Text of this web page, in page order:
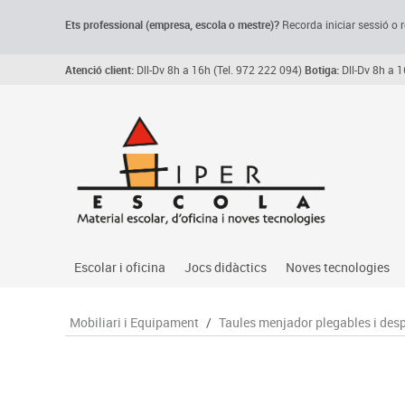
Ets professional (empresa, escolao mestre)? Recorda iniciar sessió o
Atenció client: Dll-Dv 8h a 16h (Tel. 972 222 094)Botiga: Dll-Dv 8h a
Escolar i oficina
Arxiu, carpetes i classificadors
Jocs didàctics
Primeres edats
Noves tecnologies
Audio
Mobiliari i Equipament / Taules menjador plegables i